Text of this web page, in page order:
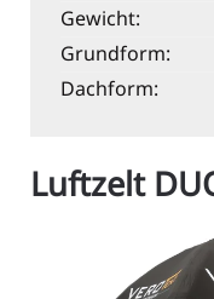
Gewicht:
Grundform:
Dachform:
Luftzelt